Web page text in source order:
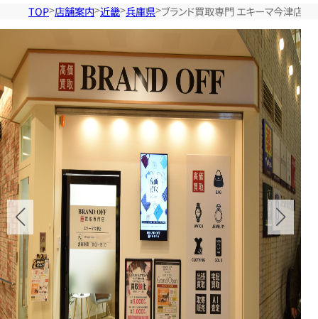
TOP 店舗案内 近畿 兵庫県 ブランド買取専門 エキーマ今津店
店舗検索